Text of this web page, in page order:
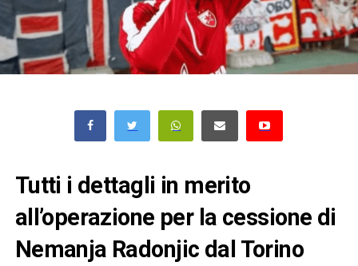
Tutti i dettagli in merito
all’operazione per la cessione di
Nemanja Radonjic dal Torino